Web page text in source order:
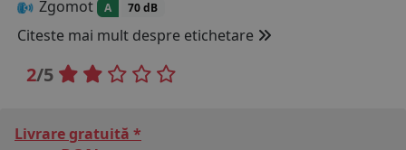
Zgomot A 70 dB
Citeste mai mult despre etichetare
2/5
Livrare gratuită *